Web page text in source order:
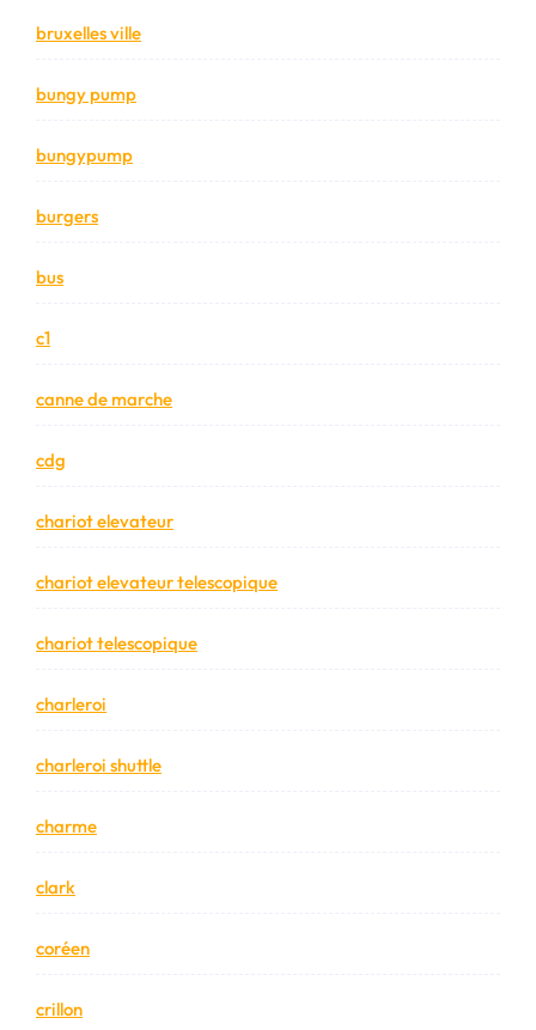
bruxelles ville
bungy pump
bungypump
burgers
bus
c1
canne de marche
cdg
chariot elevateur
chariot elevateur telescopique
chariot telescopique
charleroi
charleroi shuttle
charme
clark
coréen
crillon